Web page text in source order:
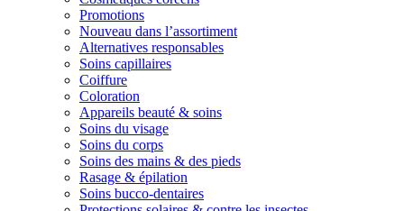
Promotions
Nouveau dans l’assortiment
Alternatives responsables
Soins capillaires
Coiffure
Coloration
Appareils beauté & soins
Soins du visage
Soins du corps
Soins des mains & des pieds
Rasage & épilation
Soins bucco-dentaires